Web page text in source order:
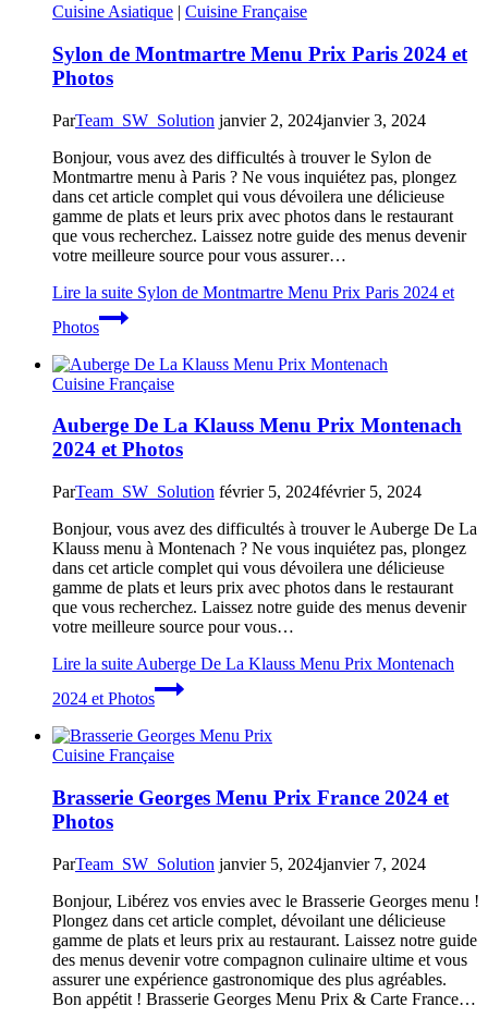
Cuisine Asiatique | Cuisine Française
Sylon de Montmartre Menu Prix Paris 2024 et
Photos
ParTeam_SW_Solution janvier 2, 2024janvier 3, 2024
Bonjour, vous avez des difficultés à trouver le Sylon de
Montmartre menu à Paris ? Ne vous inquiétez pas, plongez
dans cet article complet qui vous dévoilera une délicieuse
gamme de plats et leurs prix avec photos dans le restaurant
que vous recherchez. Laissez notre guide des menus devenir
votre meilleure source pour vous assurer…
Lire la suite Sylon de Montmartre Menu Prix Paris 2024 et
Photos
Cuisine Française
Auberge De La Klauss Menu Prix Montenach
2024 et Photos
ParTeam_SW_Solution février 5, 2024février 5, 2024
Bonjour, vous avez des difficultés à trouver le Auberge De La
Klauss menu à Montenach ? Ne vous inquiétez pas, plongez
dans cet article complet qui vous dévoilera une délicieuse
gamme de plats et leurs prix avec photos dans le restaurant
que vous recherchez. Laissez notre guide des menus devenir
votre meilleure source pour vous…
Lire la suite Auberge De La Klauss Menu Prix Montenach
2024 et Photos
Cuisine Française
Brasserie Georges Menu Prix France 2024 et
Photos
ParTeam_SW_Solution janvier 5, 2024janvier 7, 2024
Bonjour, Libérez vos envies avec le Brasserie Georges menu !
Plongez dans cet article complet, dévoilant une délicieuse
gamme de plats et leurs prix au restaurant. Laissez notre guide
des menus devenir votre compagnon culinaire ultime et vous
assurer une expérience gastronomique des plus agréables.
Bon appétit ! Brasserie Georges Menu Prix & Carte France…